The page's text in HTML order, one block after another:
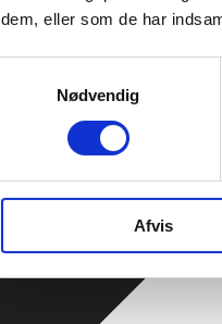
dem, eller som de har
Nødvendig
Afvis